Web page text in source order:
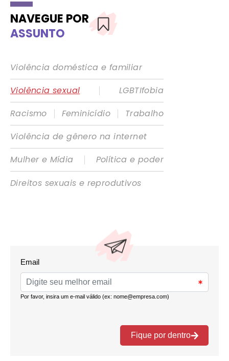
NAVEGUE POR
ASSUNTO
Violência doméstica e familiar
Violência sexual
|
LGBTIfobia
Racismo
| Feminicídio |
Trabalho
Violência de gênero na internet
Mulher e Mídia
|
Política e poder
Direitos sexuais e reprodutivos